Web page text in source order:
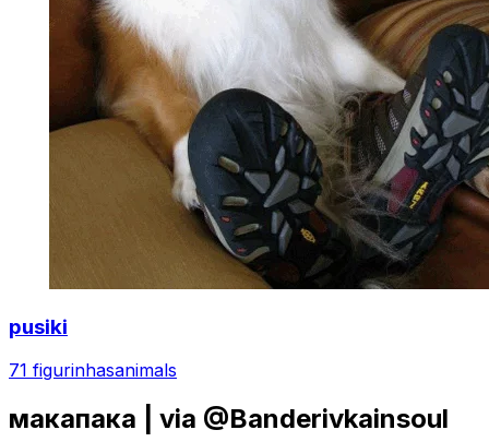
pusiki
71 figurinhasanimals
макапака | via @Banderivkainsoul